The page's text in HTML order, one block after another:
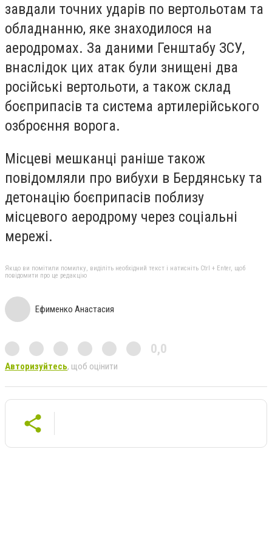
завдали точних ударів по вертольотам та
обладнанню, яке знаходилося на
аеродромах. За даними Генштабу ЗСУ,
внаслідок цих атак були знищені два
російські вертольоти, а також склад
боєприпасів та система артилерійського
озброєння ворога.
Місцеві мешканці раніше також
повідомляли про вибухи в Бердянську та
детонацію боєприпасів поблизу
місцевого аеродрому через соціальні
мережі.
Якщо ви помітили помилку, виділіть необхідний текст і натисніть Ctrl + Enter, щоб
повідомити про це редакцію
Ефименко Анастасия
0,0
Авторизуйтесь, щоб оцінити